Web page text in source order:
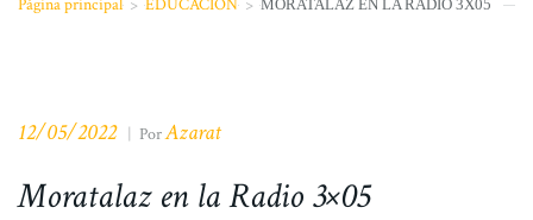
Página principal > EDUCACIÓN > MORATALAZ EN LA RADIO 3X05
12/05/2022 | PorAzarat
Moratalaz en la Radio 3×05